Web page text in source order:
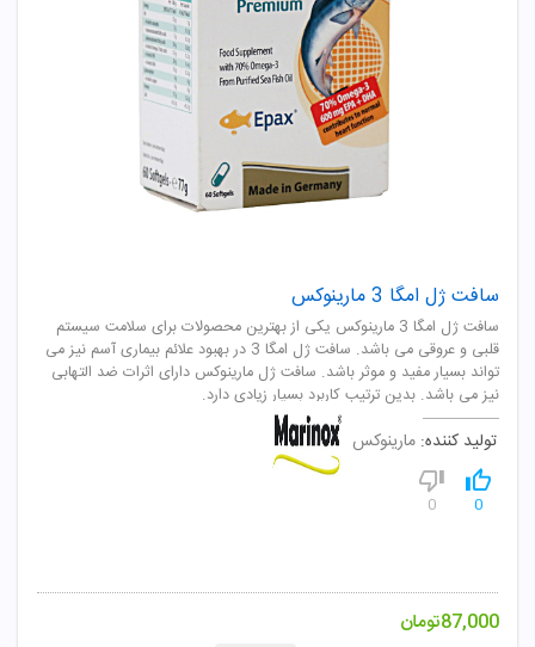
سافت ژل امگا 3 مارینوکس
سافت ژل امگا 3 مارینوکس یکی از بهترین محصولات برای سلامت سیستم
قلبی و عروقی می باشد. سافت ژل امگا 3 در بهبود علائم بیماری آسم نیز می
تواند بسیار مفید و موثر باشد. سافت ژل مارینوکس دارای اثرات ضد التهابی
نیز می باشد. بدین ترتیب کاربرد بسیار زیادی دارد.
تولید کننده: مارینوکس
0
0
87,000تومان